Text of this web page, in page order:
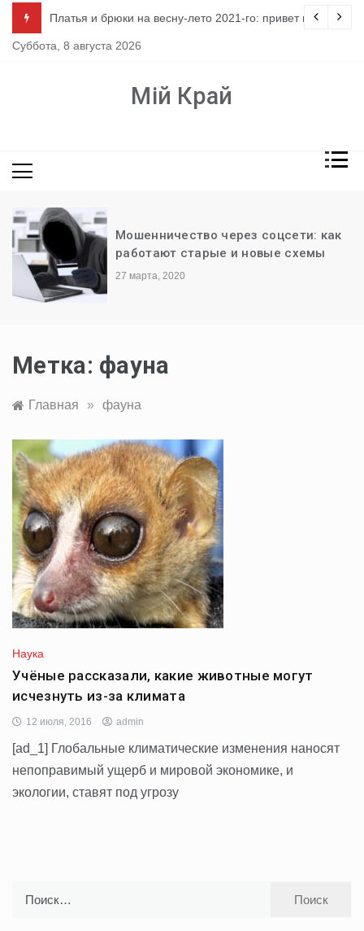
содержимому
Платья и брюки на весну-лето 2021-го: привет из 80-х
Суббота, 8 августа 2026
Мій Край
Мошенничество через соцсети: как
работают старые и новые схемы
27 марта, 2020
Метка: фауна
Главная » фауна
Наука
Учёные рассказали, какие животные могут
исчезнуть из-за климата
12 июля, 2016 admin
[ad_1] Глобальные климатические изменения наносят
непоправимый ущерб и мировой экономике, и
экологии, ставят под угрозу